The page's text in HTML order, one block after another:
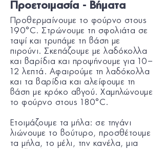
Προετοιμασία - Βήματα
Προθερμαίνουμε το φούρνο στους
190°C. Στρώνουμε τη σφολιάτα σε
ταψί και τρυπάμε τη βάση με
πιρούνι. Σκεπάζουμε με λαδόκολλα
και βαρίδια και προψήνουμε για 10–
12 λεπτά. Αφαιρούμε τη λαδόκολλα
και τα βαρίδια και αλείφουμε τη
βάση με κρόκο αβγού. Χαμηλώνουμε
το φούρνο στους 180°C.
Ετοιμάζουμε τα μήλα: σε τηγάνι
λιώνουμε το βούτυρο, προσθέτουμε
τα μήλα, το μέλι, την κανέλα, μια